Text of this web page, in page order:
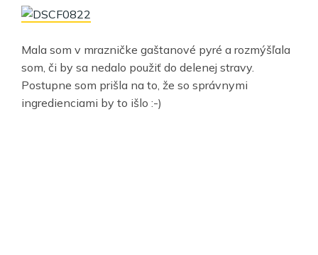
Mala som v mrazničke gaštanové pyré a rozmýšľala
som, či by sa nedalo použiť do delenej stravy.
Postupne som prišla na to, že so správnymi
ingredienciami by to išlo :-)